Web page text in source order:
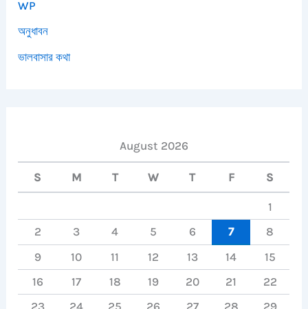
WP
অনুধাবন
ভালবাসার কথা
August 2026
S M T W T F S
1
2
3 4 5 6 7
8
9
10 11 12 13 14
15
16
17 18 19 20 21
22
23
24 25 26 27 28
29